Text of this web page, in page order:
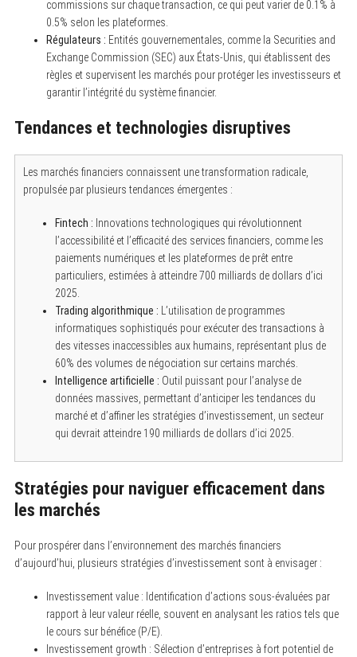
commissions sur chaque transaction, ce qui peut varier de 0.1% à
0.5% selon les plateformes.
Régulateurs : Entités gouvernementales, comme la Securities and
Exchange Commission (SEC) aux États-Unis, qui établissent des
règles et supervisent les marchés pour protéger les investisseurs et
garantir l’intégrité du système financier.
Tendances et technologies disruptives
Les marchés financiers connaissent une transformation radicale,
propulsée par plusieurs tendances émergentes :
Fintech : Innovations technologiques qui révolutionnent
l’accessibilité et l’efficacité des services financiers, comme les
paiements numériques et les plateformes de prêt entre
particuliers, estimées à atteindre 700 milliards de dollars d’ici
2025.
Trading algorithmique : L’utilisation de programmes
informatiques sophistiqués pour exécuter des transactions à
des vitesses inaccessibles aux humains, représentant plus de
60% des volumes de négociation sur certains marchés.
Intelligence artificielle : Outil puissant pour l’analyse de
données massives, permettant d’anticiper les tendances du
marché et d’affiner les stratégies d’investissement, un secteur
qui devrait atteindre 190 milliards de dollars d’ici 2025.
Stratégies pour naviguer efficacement dans
les marchés
Pour prospérer dans l’environnement des marchés financiers
d’aujourd’hui, plusieurs stratégies d’investissement sont à envisager :
Investissement value : Identification d’actions sous-évaluées par
rapport à leur valeur réelle, souvent en analysant les ratios tels que
le cours sur bénéfice (P/E).
Investissement growth : Sélection d’entreprises à fort potentiel de